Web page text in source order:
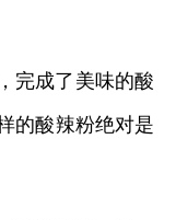
完成了美味的酸
的酸辣粉绝对是